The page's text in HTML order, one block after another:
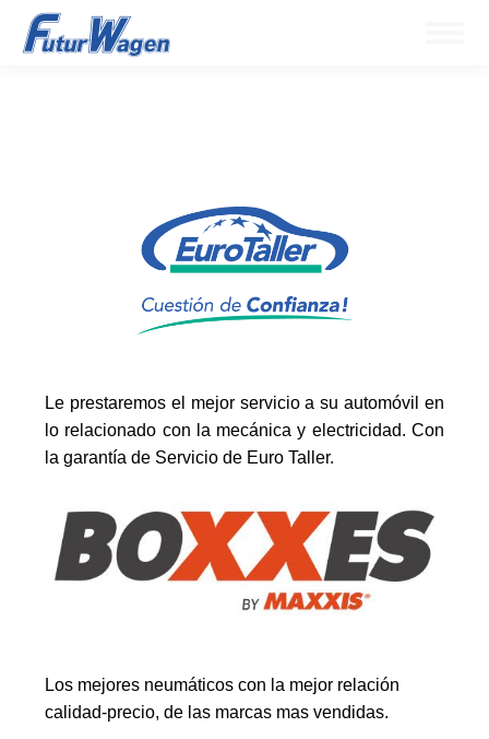
Le prestaremos el mejor servicio a su automóvil en
lo relacionado con la mecánica y electricidad. Con
la garantía de Servicio de Euro Taller.
Los mejores neumáticos con la mejor relación
calidad-precio, de las marcas mas vendidas.